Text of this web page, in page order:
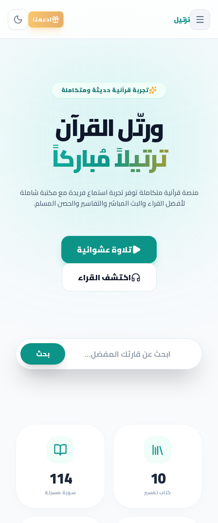
ترتيل ادعمنا
تجربة قرآنية حديثة ومتكاملة
ورتّل القرآن
ترتيلاً مُباركاً
منصة قرآنية متكاملة توفر تجربة استماع فريدة مع مكتبة شاملة
لأفضل القراء والبث المباشر والتفاسير والحصن المسلم.
تلاوة عشوائية
اكتشف القراء
بحث
10
كتاب تفسير
114
سورة مسجلة